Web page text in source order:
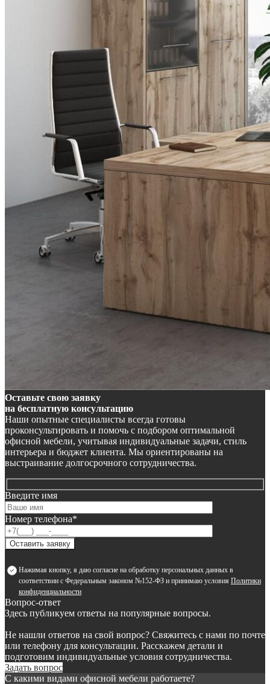
Оставьте свою заявку
на бесплатную консультацию
Наши опытные специалисты всегда готовы
проконсультировать и помочь с подбором оптимальной
офисной мебели, учитывая индивидуальные задачи, стиль
интерьера и бюджет клиента. Мы ориентированы на
выстраивание долгосрочного сотрудничества.
Введите имя
Номер телефона*
Оставить заявку
Нажимая кнопку, я даю согласие на обработку персональных данных в
соответствии с Федеральным законом №152-ФЗ и принимаю условия Политики
конфиденциальности
Вопрос-ответ
Здесь публикуем ответы на популярные вопросы.
Не нашли ответов на свой вопрос? Свяжитесь с нами по почте
или телефону для консультации. Расскажем детали и
подготовим индивидуальные условия сотрудничества.
Задать вопрос
С какими видами офисной мебели работаете?